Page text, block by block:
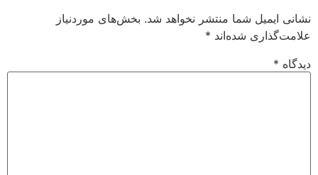
نشانی ایمیل شما منتشر نخواهد شد. بخش‌های موردنیاز
علامت‌گذاری شده‌اند *
دیدگاه *